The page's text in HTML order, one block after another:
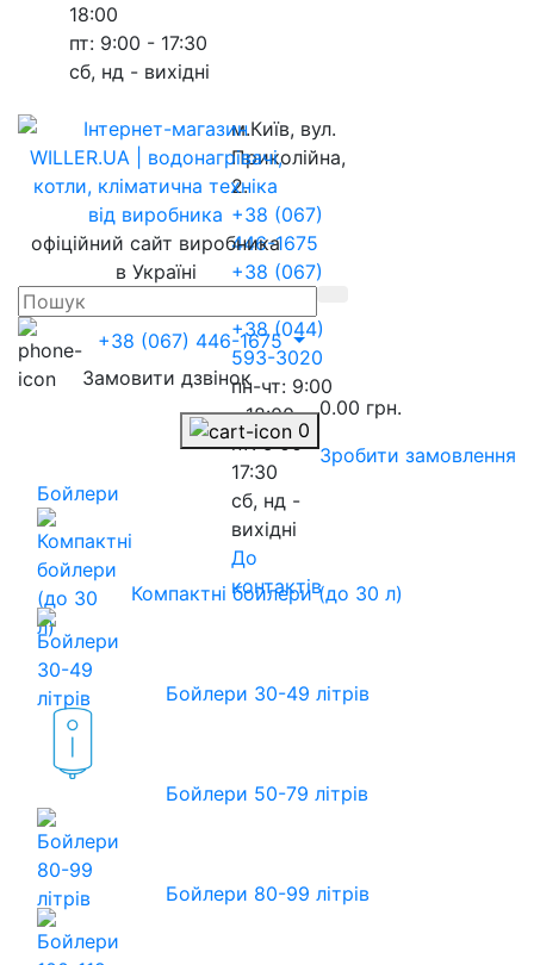
18:00
пт: 9:00 - 17:30
сб, нд - вихідні
м.Київ, вул.
Приколійна,
2.
+38 (067)
446-1675
+38 (067)
+38 (044)
593-3020
пн-чт: 9:00
- 18:00
пт: 9:00 -
17:30
сб, нд -
вихідні
До
контактів
офіційний сайт виробника
в Україні
+38 (067) 446-1675
Замовити дзвінок
0
0.00 грн.
Зробити замовлення
Бойлери
Компактні бойлери (до 30 л)
Бойлери 30-49 літрів
Бойлери 50-79 літрів
Бойлери 80-99 літрів